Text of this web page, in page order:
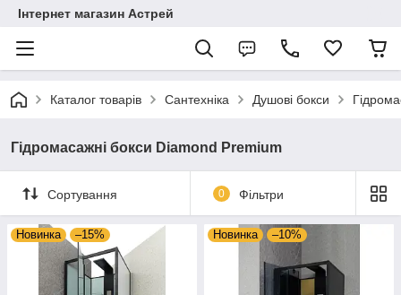
Інтернет магазин Астрей
Каталог товарів Сантехніка Душові бокси
Гідромасажні бокси Diamond Premium
Сортування 0 Фільтри
Новинка –15% Новинка –10%